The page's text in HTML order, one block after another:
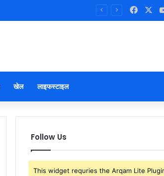
खेल लाइफस्टाइल
Follow Us
This widget requries the Arqam Lite